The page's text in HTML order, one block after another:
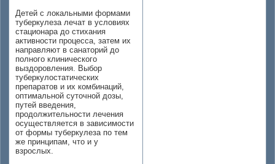
Детей с локальными формами
туберкулеза лечат в условиях
стационара до стихания
активности процесса, затем их
направляют в санаторий до
полного клинического
выздоровления. Выбор
туберкулостатических
препаратов и их комбинаций,
оптимальной суточной дозы,
путей введения,
продолжительности лечения
осуществляется в зависимости
от формы туберкулеза по тем
же принципам, что и у
взрослых.